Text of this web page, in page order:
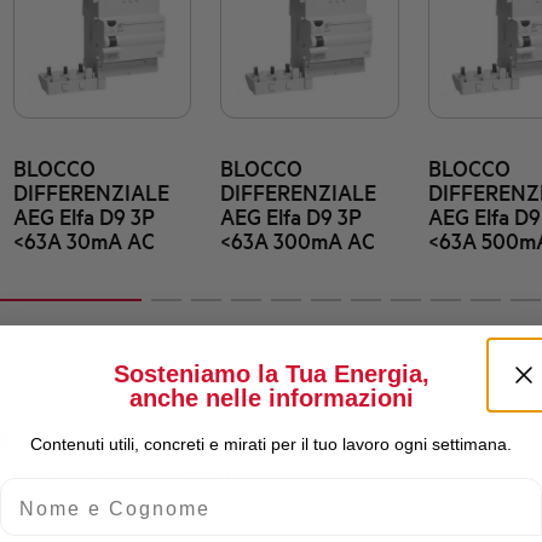
BLOCCO
DIFFERENZIALE
AEG Elfa D9 3P
<63A 30mA AC
BLOCCO
DIFFERENZIALE
AEG Elfa D9 3P
<63A 300mA AC
BLOCCO
AEG Elfa
<63A
Sosteniamo la Tua Energia,
anche nelle informazioni
Contenuti utili, concreti e mirati per il tuo lavoro ogni settimana.